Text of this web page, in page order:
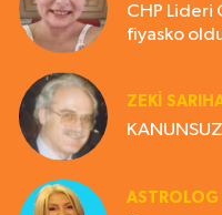
CHP Lideri
fiyasko oldu
ZEKI
ASTROLOG